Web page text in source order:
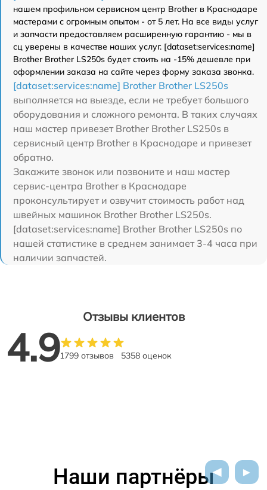
нашем профильном сервисном центр Brother в Краснодаре
мастерами с огромным опытом - от 5 лет. На все виды услуг
и запчасти предоставляем расширенную гарантию - мы в
сц уверены в качестве наших услуг. [dataset:services:name]
Brother Brother LS250s будет стоить на -15% дешевле при
оформлении заказа на сайте через форму заказа звонка.
[dataset:services:name] Brother Brother LS250s
выполняется на выезде, если не требует большого
оборудования и сложного ремонта. В таких случаях
наш мастер привезет Brother Brother LS250s в
сервисный центр Brother в Краснодаре и привезет
обратно.
Закажите звонок или позвоните и наш мастер
сервис-центра Brother в Краснодаре
проконсультирует и озвучит стоимость работ над
швейных машинок Brother Brother LS250s.
[dataset:services:name] Brother Brother LS250s по
нашей статистике в среднем занимает 3-4 часа при
наличии запчастей.
Отзывы клиентов
4.91799 отзывов 5358 оценок
Наши партнёры